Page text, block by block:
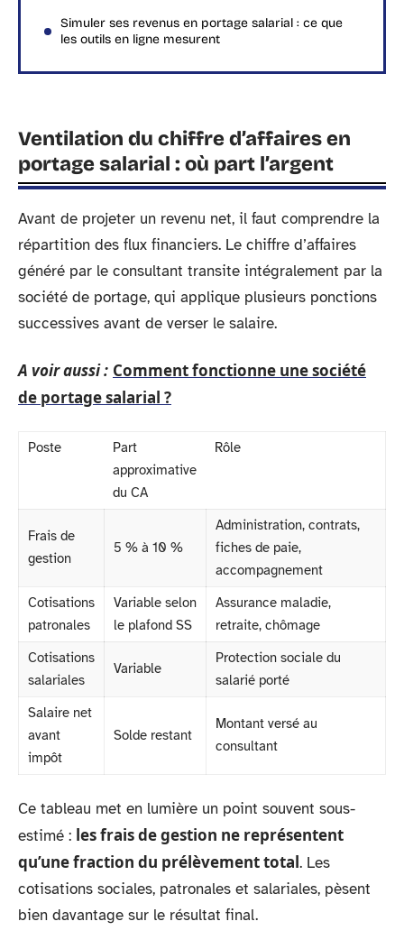
Simuler ses revenus en portage salarial : ce que
les outils en ligne mesurent
Ventilation du chiffre d’affaires en
portage salarial : où part l’argent
Avant de projeter un revenu net, il faut comprendre la
répartition des flux financiers. Le chiffre d’affaires
généré par le consultant transite intégralement par la
société de portage, qui applique plusieurs ponctions
successives avant de verser le salaire.
A voir aussi : Comment fonctionne une société
de portage salarial ?
Poste
Part
approximative
du CA
Rôle
Frais de
gestion
5 % à 10 %
Administration, contrats,
fiches de paie,
accompagnement
Cotisations
patronales
Variable selon
le plafond SS
Assurance maladie,
retraite, chômage
Cotisations
salariales
Variable
Protection sociale du
salarié porté
Salaire net
avant
impôt
Solde restant
Montant versé au
consultant
Ce tableau met en lumière un point souvent sous-
estimé : les frais de gestion ne représentent
qu’une fraction du prélèvement total. Les
cotisations sociales, patronales et salariales, pèsent
bien davantage sur le résultat final.